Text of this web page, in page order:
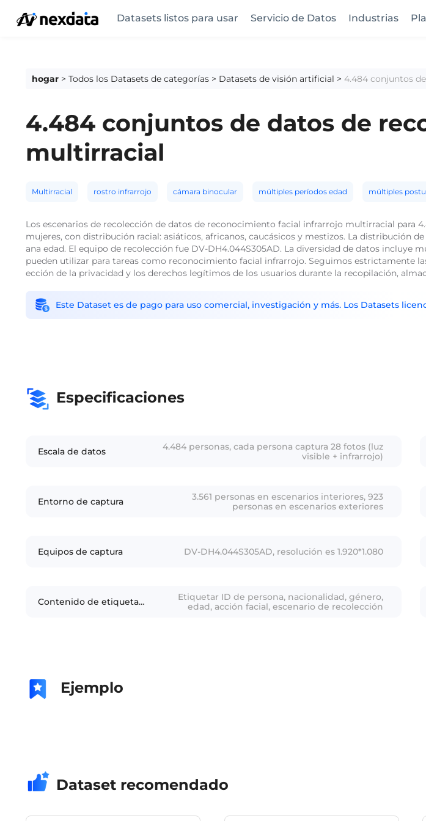
Datasets listos para usar Servicio de Datos Industrias
hogar > Todos los Datasets de categorías > Datasets de visión artificial > 4.484 conjuntos
4.484 conjuntos de datos de
multirracial
Multirracial rostro infrarrojo cámara binocular múltiples períodos edad múltiples
Los escenarios de recolección de datos de reconocimiento facial infrarrojo multirracial para
mujeres, con distribución racial: asiáticos, africanos, caucásicos y mestizos. La distribución
ana edad. El equipo de recolección fue DV-DH4.044S305AD. La diversidad de datos incluye
pueden utilizar para tareas como reconocimiento facial infrarrojo. Seguimos estrictamente
ección de la privacidad y los derechos legítimos de los usuarios durante la recopilación,
Este Dataset es de pago para uso comercial, investigación y más. Los Datasets
Especificaciones
Escala de datos
4.484 personas, cada persona captura 28 fotos (luz
visible + infrarrojo)
Entorno de captura
3.561 personas en escenarios interiores, 923
personas en escenarios exteriores
Equipos de captura DV-DH4.044S305AD, resolución es 1.920*1.080
Contenido de etiquetado
Etiquetar ID de persona, nacionalidad, género,
edad, acción facial, escenario de recolección
Ejemplo
Dataset recomendado